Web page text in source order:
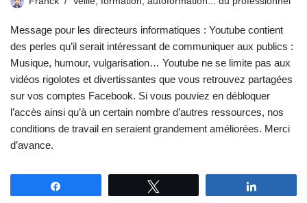
Message pour les directeurs informatiques : Youtube contient
des perles qu’il serait intéressant de communiquer aux publics :
Musique, humour, vulgarisation… Youtube ne se limite pas aux
vidéos rigolotes et divertissantes que vous retrouvez partagées
sur vos comptes Facebook. Si vous pouviez en débloquer
l’accès ainsi qu’à un certain nombre d’autres ressources, nos
conditions de travail en seraient grandement améliorées. Merci
d’avance.